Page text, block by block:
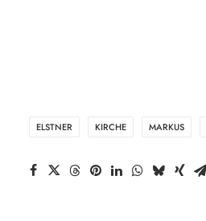
ELSTNER KIRCHE MARKUS